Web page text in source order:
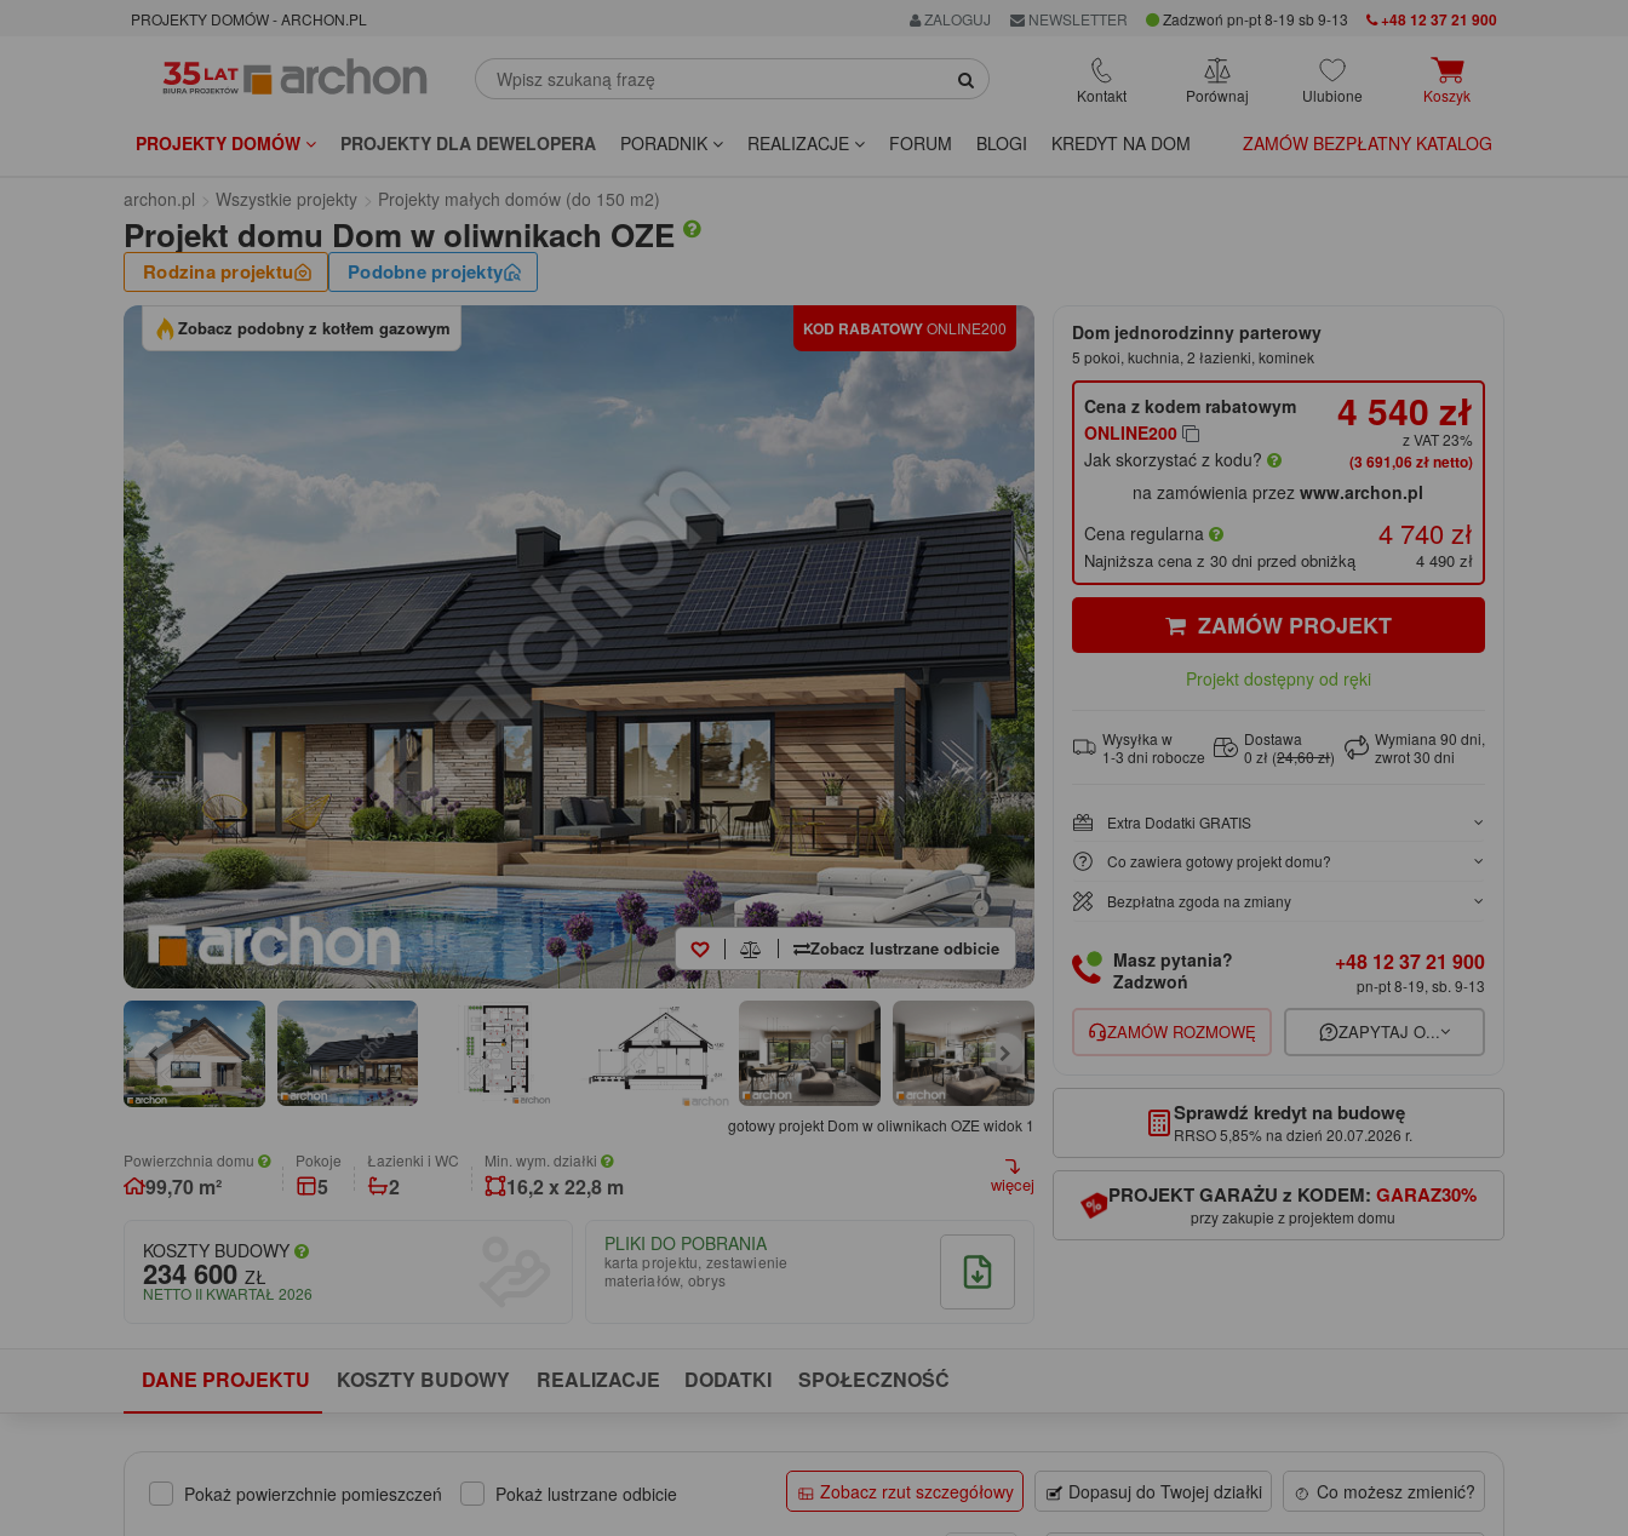
PROJEKTY DOMÓW - ARCHON.PL ZALOGUJ NEWSLETTER Zadzwoń pn-pt 8-19 sb 9-13 +48 12 37 21 900
Kontakt Porównaj Ulubione Koszyk
PROJEKTY DOMÓW PROJEKTY DLA DEWELOPERA PORADNIK REALIZACJE FORUM BLOGI KREDYT NA DOM ZAMÓW BEZPŁATNY KATALOG
archon.pl Wszystkie projekty Projekty małych domów (do 150 m2)
Projekt domu Dom w oliwnikach OZE
Rodzina projektu Podobne projekty
Zobacz podobny z kotłem gazowym KOD RABATOWYONLINE200
Zobacz lustrzane odbicie
gotowy projekt Dom w oliwnikach OZE widok 1
Powierzchnia domu
99,70 m²
pokoje
5
łazienki i WC
2
Min. wym. działki
16,2 x 22,8 m więcej
KOSZTY BUDOWY
234 600 ZŁ
NETTO II KWARTAŁ 2026
PLIKI DO POBRANIA
karta projektu, zestawienie
materiałów, obrys
Dom jednorodzinny parterowy
5 pokoi, kuchnia, 2 łazienki, kominek
Cena z kodem rabatowym
ONLINE200
Jak skorzystać z kodu?
4 540 zł
z VAT 23%
(3 691,06 zł netto)
na zamówienia przezwww.archon.pl
Cena regularna
4 740 zł
Najniższa cena z 30 dni przed obniżką 4 490 zł
ZAMÓW PROJEKT
Projekt dostępny od ręki
Wysyłka w
1-3 dni robocze
Dostawa
0 zł (24,60 zł)
Wymiana 90 dni,
zwrot 30 dni
Extra Dodatki GRATIS
Co zawiera gotowy projekt domu?
Bezpłatna zgoda na zmiany
Masz pytania?
Zadzwoń
+48 12 37 21 900
pn-pt 8-19, sb. 9-13
ZAMÓW ROZMOWĘ ZAPYTAJ O...
Sprawdź kredyt na budowę
RRSO 5,85% na dzień 20.07.2026 r.
PROJEKT GARAŻU z KODEM:GARAZ30%
przy zakupie z projektem domu
DANE PROJEKTU KOSZTY BUDOWY REALIZACJE DODATKI SPOŁECZNOŚĆ
Pokaż powierzchnie pomieszczeń Pokaż lustrzane odbicie Zobacz rzut szczegółowy Dopasuj do Twojej działki Co możesz zmienić?